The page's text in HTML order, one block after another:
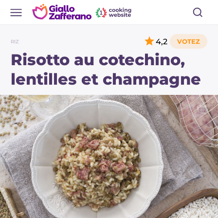
RIZ
Risotto au cotechino,
lentilles et champagne
4,2